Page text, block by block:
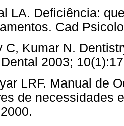
LA. Deficiência:
Cad
C, Kumar N.
2003;
LRF. Manual de
de necessidades